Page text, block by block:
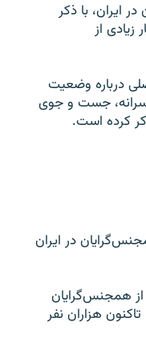
ایران، با ذکر
از
درباره وضعیت
جست‌ و جوی
کرده است.
در ایران
دیده‌بان حقوق بشر با استاد به اظهارات و مشاهدات ۱۲۵ نفر از همجنس‌گرایان
از انقلاب سال ۱۹۷۹ (۱۳۵۷ خورشیدی) تاکنون هزاران نفر